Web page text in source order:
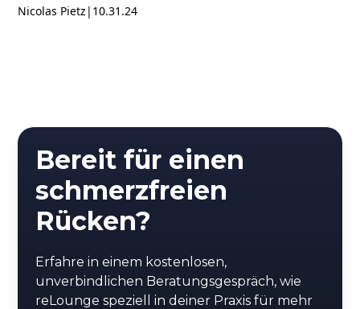
Nicolas Pietz | 10.31.24
Bereit für einen
schmerzfreien
Rücken?
Erfahre in einem kostenlosen,
unverbindlichen Beratungsgespräch, wie
reLounge speziell in deiner Praxis für mehr